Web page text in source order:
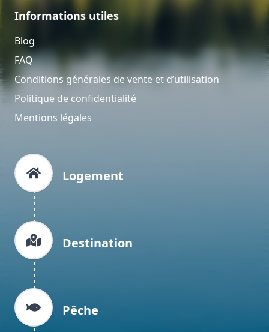
Informations utiles
Blog
FAQ
Conditions générales de vente et d’utilisation
Politique de confidentialité
Mentions légales
Logement
Destination
Pêche